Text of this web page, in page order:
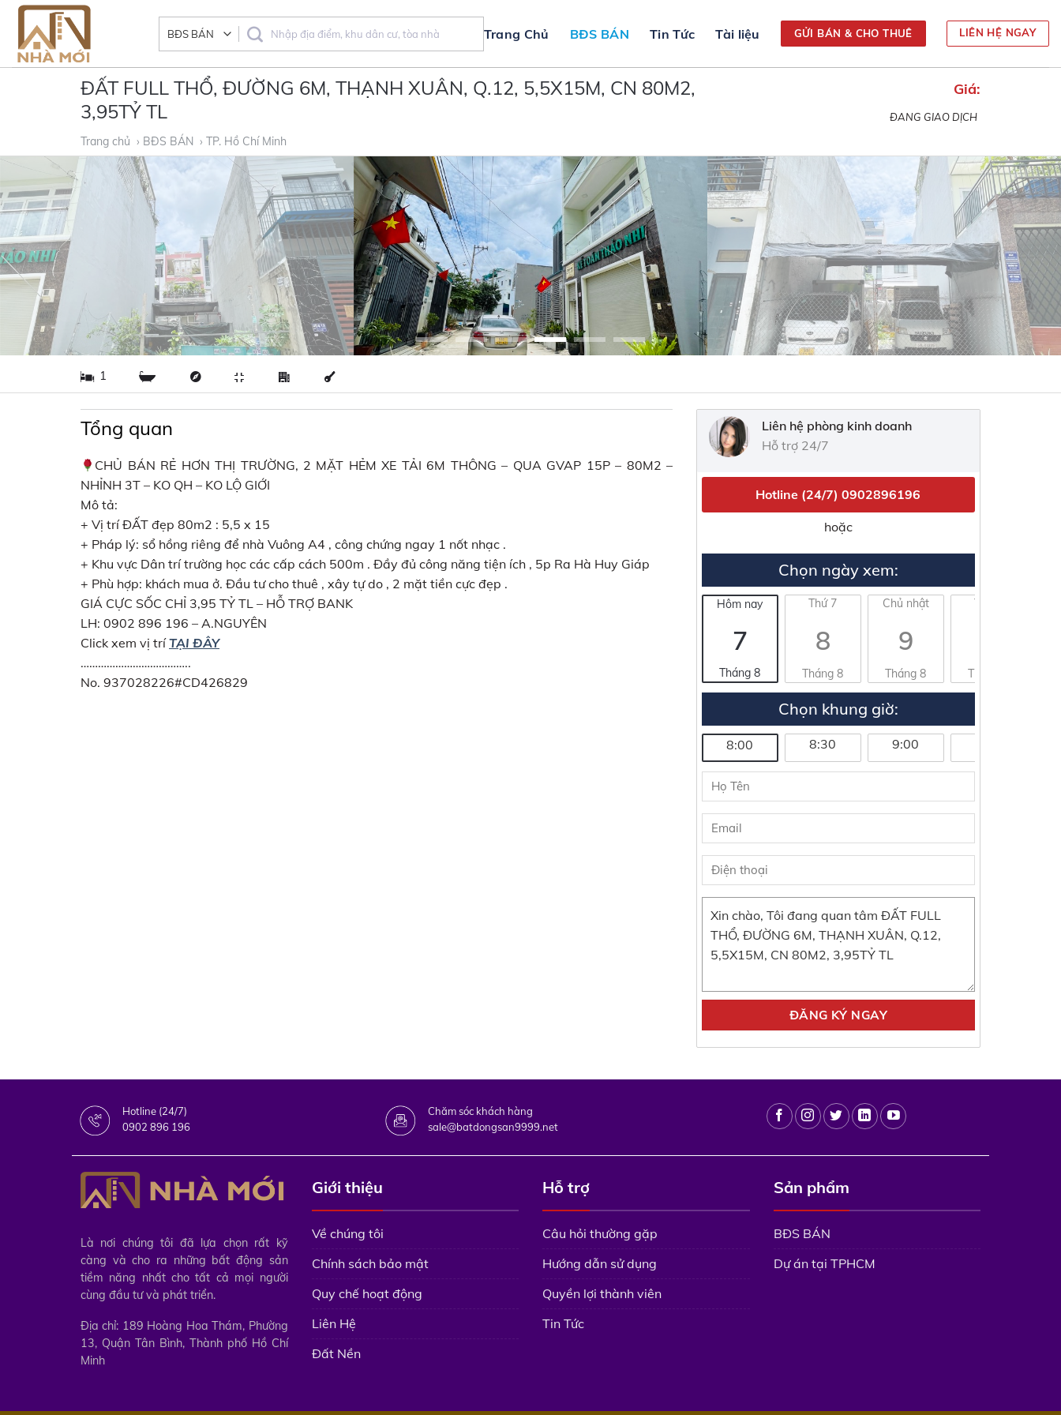
Skip
content
Trang Chủ BĐS BÁN Tin Tức Tài liệu GỬI BÁN & CHO THUÊ LIÊN HỆ NGAY
ĐẤT FULL THỔ, ĐƯỜNG 6M, THẠNH XUÂN, Q.12, 5,5X15M, CN 80M2,
3,95TỶ TL
Trang chủ › BĐS BÁN › TP. Hồ Chí Minh
Giá:
ĐANG GIAO DỊCH
1
Tổng quan
CHỦ BÁN RẺ HƠN THỊ TRƯỜNG, 2 MẶT HẺM XE TẢI 6M THÔNG – QUA GVAP 15P – 80M2 –
NHỈNH 3T – KO QH – KO LỘ GIỚI
Mô tả:
+ Vị trí ĐẤT đẹp 80m2 : 5,5 x 15
+ Pháp lý: sổ hồng riêng để nhà Vuông A4 , công chứng ngay 1 nốt nhạc .
+ Khu vực Dân trí trường học các cấp cách 500m . Đầy đủ công năng tiện ích , 5p Ra Hà Huy Giáp
+ Phù hợp: khách mua ở. Đầu tư cho thuê , xây tự do , 2 mặt tiền cực đẹp .
GIÁ CỰC SỐC CHỈ 3,95 TỶ TL – HỖ TRỢ BANK
LH: 0902 896 196 – A.NGUYÊN
Click xem vị tríTẠI ĐÂY
………………………………..
No. 937028226#CD426829
Liên hệ phòng kinh doanh
Hỗ trợ 24/7
Hotline (24/7)0902896196
hoặc
Chọn ngày xem:
Hôm nay
7
Tháng 8
Thứ 7
8
Tháng 8
Chủ nhật
9
Tháng 8
Thứ 2
Tháng 8
Chọn khung giờ:
8:00 8:30 9:00
Hotline (24/7)
0902 896 196
Chăm sóc khách hàng
sale@batdongsan9999.net
Là nơi chúng tôi đã lựa chọn rất kỹ
càng và cho ra những bất động sản
tiềm năng nhất cho tất cả mọi người
cùng đầu tư và phát triển.
Địa chỉ: 189 Hoàng Hoa Thám, Phường
13, Quận Tân Bình, Thành phố Hồ Chí
Minh
Giới thiệu
Về chúng tôi
Chính sách bảo mật
Quy chế hoạt động
Liên Hệ
Đất Nền
Hỗ trợ
Câu hỏi thường gặp
Hướng dẫn sử dụng
Quyền lợi thành viên
Tin Tức
Sản phẩm
BĐS BÁN
Dự án tại TPHCM